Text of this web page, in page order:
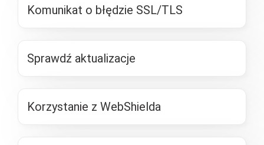
Komunikat o błędzie SSL/TLS
Sprawdź aktualizacje
Korzystanie z WebShielda